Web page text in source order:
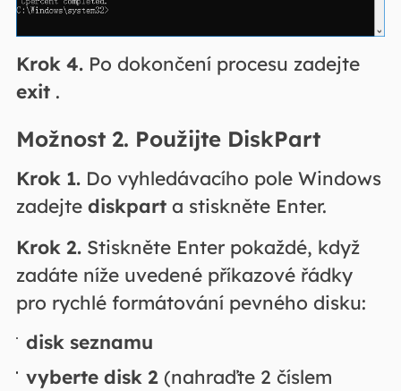
Krok 4.Po dokončení procesu zadejte
exit.
Možnost 2. Použijte DiskPart
Krok 1.Do vyhledávacího pole Windows
zadejte diskparta stiskněte Enter.
Krok 2.Stiskněte Enter pokaždé, když
zadáte níže uvedené příkazové řádky
pro rychlé formátování pevného disku:
disk seznamu
vyberte disk 2 (nahraďte 2 číslem